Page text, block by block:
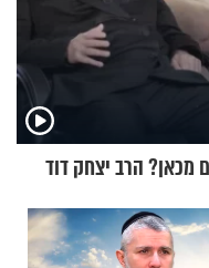
הרב יצחק דוד